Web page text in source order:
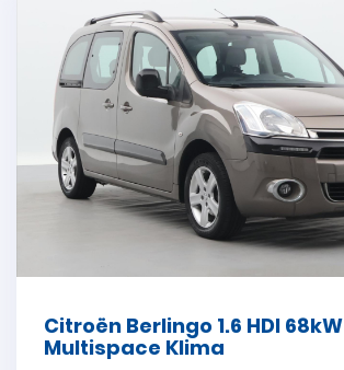
Citroën Berlingo 1.6 HDI 68kW
Multispace Klima